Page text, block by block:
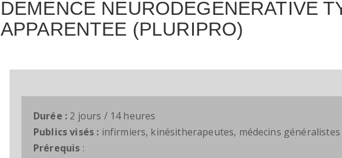
DEMENCE NEURODEGENERATIVE
APPARENTEE (PLURIPRO)
Durée : 2 jours / 14 heures
Publics visés : infirmiers, kinésitherapeutes, médecins généralistes
Prérequis :